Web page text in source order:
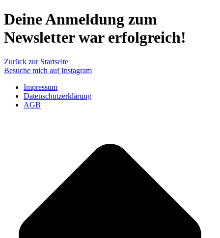
Deine Anmeldung zum
Newsletter war erfolgreich!​
Zurück zur Startseite
Besuche mich auf Instagram
Impressum
Datenschutzerklärung
AGB